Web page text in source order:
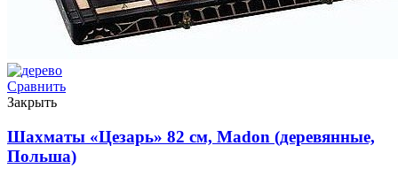
Сравнить
Закрыть
Шахматы «Цезарь» 82 см, Madon (деревянные,
Польша)